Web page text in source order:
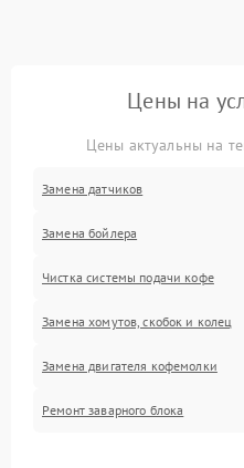
Цены на
Цены актуальны на
Замена датчиков
Замена бойлера
Чистка системы подачи кофе
Замена хомутов, скобок и колец
Замена двигателя кофемолки
Ремонт заварного блока